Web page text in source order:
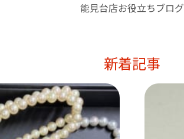
能見台店お役立ちブログ
新着記事